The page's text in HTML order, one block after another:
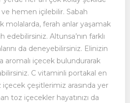
ve hemen içilebilir. Sabah
molalarda, ferah anlar yaşamak
Altunsa’nın farklı
da deneyebilirsiniz. Elinizin
aromalı içecek bulundurarak
C vitaminli portakal en
çeşitlerimiz arasında yer
toz içecekler hayatınızı da